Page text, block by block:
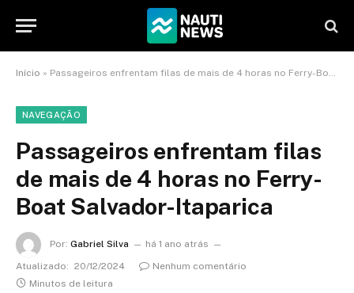
Início » Passageiros enfrentam filas de mais de 4 horas no Ferry-Boat Salvador-Itaparica
NAVEGAÇÃO
Passageiros enfrentam filas
de mais de 4 horas no Ferry-
Boat Salvador-Itaparica
Por: Gabriel Silva
há 1 ano atrás
Atualizado: 20/12/2024
Nenhum comentário
Minutos de leitura